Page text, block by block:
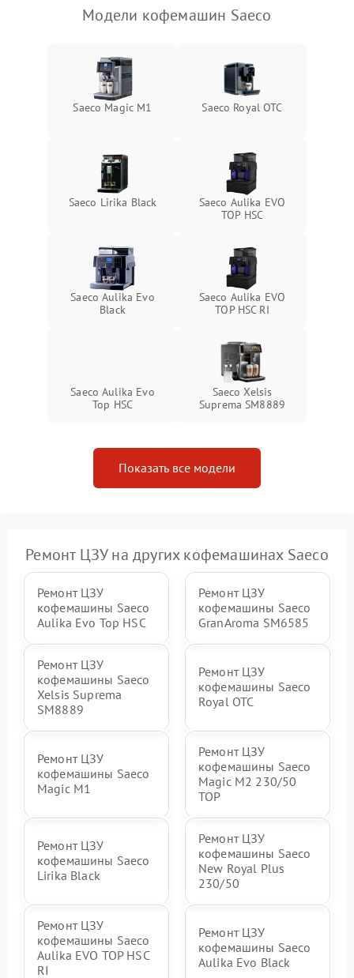
Модели кофемашин Saeco
Saeco Magic M1 Saeco Royal OTC
Saeco Lirika Black
Saeco Aulika EVO
TOP HSC
Saeco Aulika Evo
Black
Saeco Aulika EVO
TOP HSC RI
Saeco Aulika Evo
Top HSC
Saeco Xelsis
Suprema SM8889
Показать все модели
Ремонт ЦЗУ на других кофемашинах Saeco
Ремонт ЦЗУ
кофемашины Saeco
Aulika Evo Top HSC
Ремонт ЦЗУ
кофемашины Saeco
GranAroma SM6585
Ремонт ЦЗУ
кофемашины Saeco
Xelsis Suprema
SM8889
Ремонт ЦЗУ
кофемашины Saeco
Royal OTC
Ремонт ЦЗУ
кофемашины Saeco
Magic M1
Ремонт ЦЗУ
кофемашины Saeco
Magic M2 230/50
TOP
Ремонт ЦЗУ
кофемашины Saeco
Lirika Black
Ремонт ЦЗУ
кофемашины Saeco
New Royal Plus
230/50
Ремонт ЦЗУ
кофемашины Saeco
Aulika EVO TOP HSC
RI
Ремонт ЦЗУ
кофемашины Saeco
Aulika Evo Black